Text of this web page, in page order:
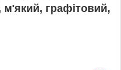
графітовий,